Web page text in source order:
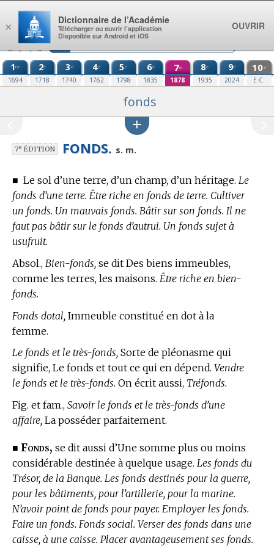
Aller au contenu
1re
1694
2e
1718
3e
1740
4e
1762
5e
1798
6e
1835
7e
1878
8e
1935
9e
2024
10e
E.C.
fonds
7eÉDITION FONDS. s. m.
■ Le sol d’une terre, d’un champ, d’un héritage. Le
fonds d’une terre. Être riche en fonds de terre. Cultiver
un fonds. Un mauvais fonds. Bâtir sur son fonds. Il ne
faut pas bâtir sur le fonds d’autrui. Un fonds sujet à
usufruit.
Absol., Bien-fonds, se dit Des biens immeubles,
comme les terres, les maisons. Être riche en bien-
fonds.
Fonds dotal, Immeuble constitué en dot à la
femme.
Le fonds et le très-fonds, Sorte de pléonasme qui
signifie, Le fonds et tout ce qui en dépend. Vendre
le fonds et le très-fonds. On écrit aussi, Tréfonds.
Fig. et fam., Savoir le fonds et le très-fonds d’une
affaire, La posséder parfaitement.
■ Fonds, se dit aussi d’Une somme plus ou moins
considérable destinée à quelque usage. Les fonds du
Trésor, de la Banque. Les fonds destinés pour la guerre,
pour les bâtiments, pour l’artillerie, pour la marine.
N’avoir point de fonds pour payer. Employer les fonds.
Faire un fonds. Fonds social. Verser des fonds dans une
caisse, à une caisse. Placer avantageusement ses fonds.
×
Dictionnaire de l’Académie
Télécharger ou ouvrir l’application
Disponible sur Android et iOS
OUVRIR